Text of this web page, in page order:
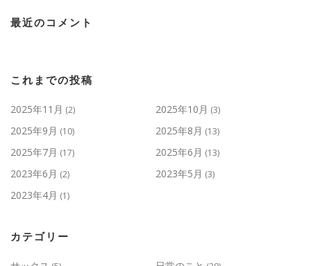
最近のコメント
これまでの投稿
2025年11月 (2) 2025年10月 (3)
2025年9月 (10) 2025年8月 (13)
2025年7月 (17) 2025年6月 (13)
2023年6月 (2) 2023年5月 (3)
2023年4月 (1)
カテゴリー